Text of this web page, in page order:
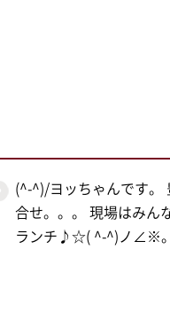
(^-^)/ヨッちゃんです。
合せ。。。 現場はみん
ランチ♪☆( ^-^)ノ∠※。